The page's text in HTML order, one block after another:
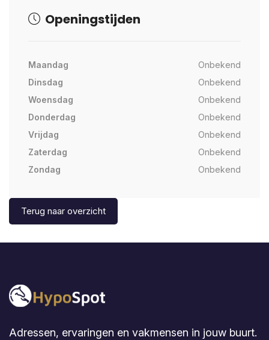
Openingstijden
Maandag
Onbekend
Dinsdag
Onbekend
Woensdag
Onbekend
Donderdag
Onbekend
Vrijdag
Onbekend
Zaterdag
Onbekend
Zondag
Onbekend
Terug naar overzicht
Adressen, ervaringen en vakmensen in jouw buurt.